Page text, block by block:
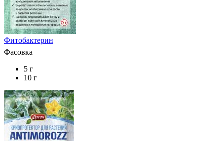
Фитобактерин
Фасовка
5 г
10 г